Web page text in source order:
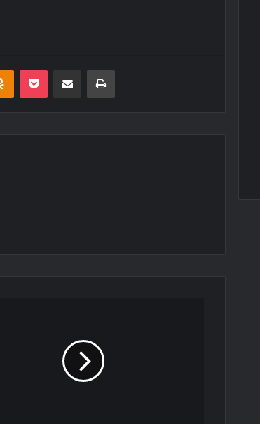
Odnoklassniki
Pocket E-Posta ile paylaş Yazdır